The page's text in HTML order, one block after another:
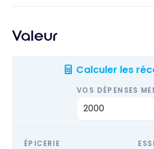
Valeur
Calculer les
VOS DÉPENSES
ÉPICERIE